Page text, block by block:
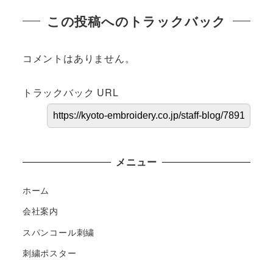
この投稿へのトラックバック
コメントはありません。
トラックバック URL
メニュー
ホーム
会社案内
スパンコール刺繍
刺繍ポスター